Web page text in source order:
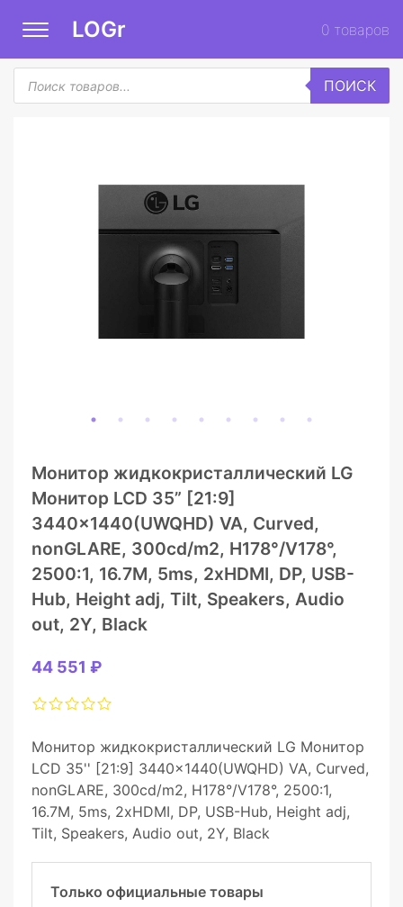
LOGr 0 товаров
Поиск
товаров
ПОИСК
Монитор жидкокристаллический LG
Монитор LCD 35” [21:9]
3440×1440(UWQHD) VA, Curved,
nonGLARE, 300cd/m2, H178°/V178°,
2500:1, 16.7M, 5ms, 2xHDMI, DP, USB-
Hub, Height adj, Tilt, Speakers, Audio
out, 2Y, Black
44 551 ₽
Монитор жидкокристаллический LG Монитор
LCD 35'' [21:9] 3440x1440(UWQHD) VA, Curved,
nonGLARE, 300cd/m2, H178°/V178°, 2500:1,
16.7M, 5ms, 2xHDMI, DP, USB-Hub, Height adj,
Tilt, Speakers, Audio out, 2Y, Black
Только официальные товары